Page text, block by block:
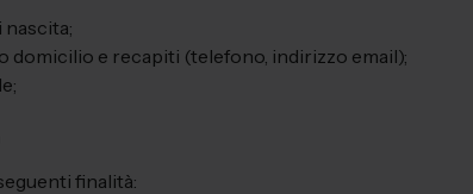
nascita;
domicilio e recapiti (telefono, indirizzo email);
finalità: